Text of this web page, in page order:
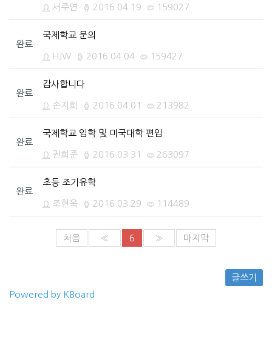
서주연 2016.04.19 159027
완료
국제학교 문의
HJW 2016.04.04 159427
완료
감사합니다
손지희 2016.04.01 213982
완료
국제학교 입학 및 미국대학 편입
권희준 2016.03.31 263097
완료
초등 조기유학
조현욱 2016.03.29 114489
처음 « 6 » 마지막
글쓰기
Powered by KBoard